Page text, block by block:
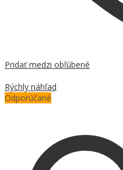
Pridať medzi obľúbené
Rýchly náhľad
Odporúčané